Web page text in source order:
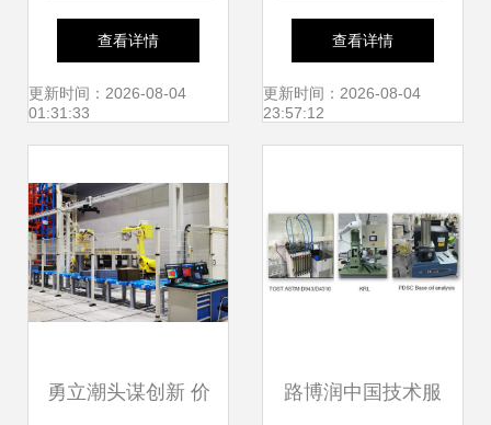
级 智能产品如何激
发消费新潜能
查看详情
更新时间：2026-08-04
01:31:33
集团 2025年产值
剑指5000万，技术
查看详情
更新时间：2026-08-04
23:57:12
勇立潮头谋创新 价 路博润中国技术服